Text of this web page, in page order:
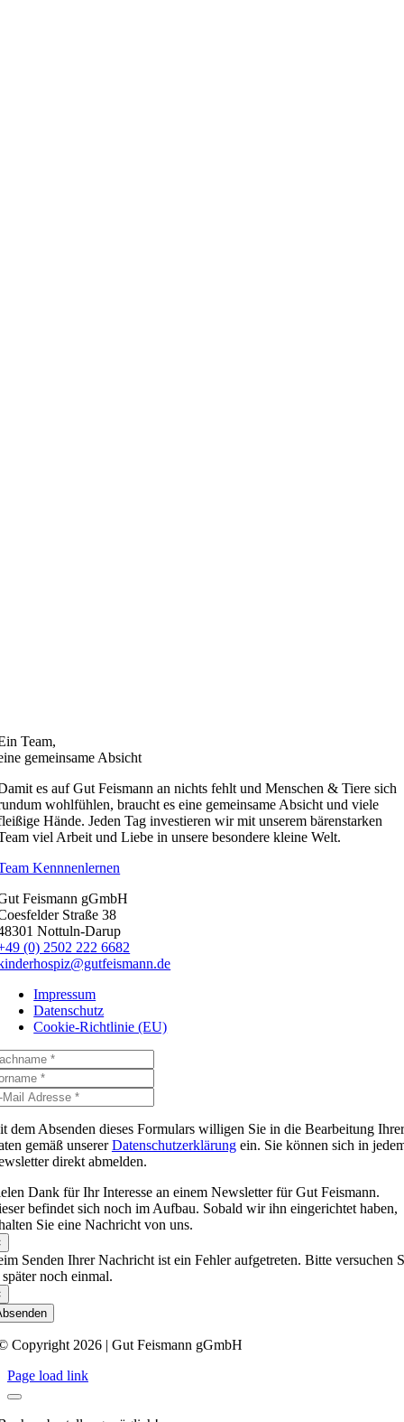
Team,
gemeinsame Absicht
es auf Gut Feismann an nichts fehlt und Menschen & Tiere sich
wohlfühlen, braucht es eine gemeinsame Absicht und viele
Hände. Jeden Tag investieren wir mit unserem bärenstarken
viel Arbeit und Liebe in unsere besondere kleine Welt.
Kennnenlernen
Feismann gGmbH
Straße 38
Nottuln-Darup
(0) 2502 222 6682
Impressum
Datenschutz
Cookie-Richtlinie (EU)
dem Absenden dieses Formulars willigen Sie in die Bearbeitung Ihrer
gemäß unsererDatenschutzerklärungein. Sie können sich in
direkt abmelden.
Dank für Ihr Interesse an einem Newsletter für Gut Feismann.
befindet sich noch im Aufbau. Sobald wir ihn eingerichtet haben,
Sie eine Nachricht von uns.
Senden Ihrer Nachricht ist ein Fehler aufgetreten. Bitte versuchen
später noch einmal.
Copyright 2026 | Gut Feismann gGmbH
Page load link